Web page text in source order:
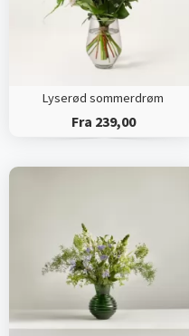
Lyserød sommerdrøm
Fra 239,00